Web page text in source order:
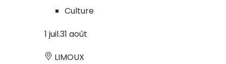
Culture
1 juil.31 août
LIMOUX